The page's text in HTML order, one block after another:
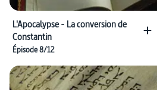
L'Apocalypse - La conversion de
Constantin
Épisode 8/12